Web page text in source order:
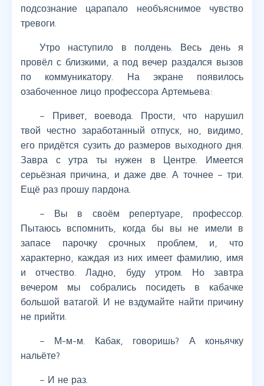
подсознание царапало необъяснимое чувство
тревоги.
Утро наступило в полдень. Весь день я
провёл с близкими, а под вечер раздался вызов
по коммуникатору. На экране появилось
озабоченное лицо профессора Артемьева:
– Привет, воевода. Прости, что нарушил
твой честно заработанный отпуск, но, видимо,
его придётся сузить до размеров выходного дня.
Завра с утра ты нужен в Центре. Имеется
серьёзная причина, и даже две. А точнее – три.
Ещё раз прошу пардона.
– Вы в своём репертуаре, профессор.
Пытаюсь вспомнить, когда бы вы не имели в
запасе парочку срочных проблем, и, что
характерно, каждая из них имеет фамилию, имя
и отчество. Ладно, буду утром. Но завтра
вечером мы собрались посидеть в кабачке
большой ватагой. И не вздумайте найти причину
не прийти.
– М-м-м. Кабак, говоришь? А коньячку
нальёте?
– И не раз.